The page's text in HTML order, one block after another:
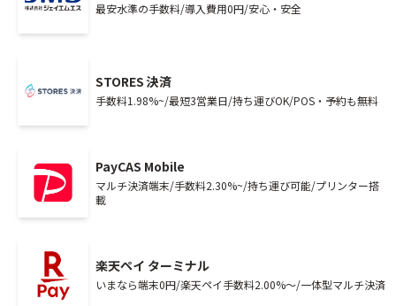
最安水準の手数料/導入費用0円/安心・安全
STORES 決済
手数料1.98%~/最短3営業日/持ち運びOK/POS・予約も無料
PayCAS Mobile
マルチ決済端末/手数料2.30%~/持ち運び可能/プリンター搭
載
楽天ペイ ターミナル
いまなら端末0円/楽天ペイ手数料2.00%～/一体型マルチ決済